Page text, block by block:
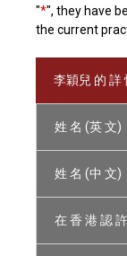
"*", they have
the current
李穎兒 的 詳
姓 名 (英 文)
姓 名 (中 文)
在 香 港 認